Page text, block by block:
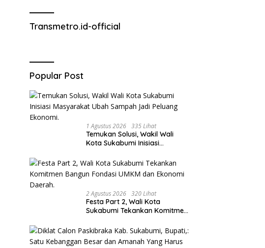
Transmetro.id-official
Popular Post
1 Agustus 2026 335 Lihat
Temukan Solusi, Wakil Wali
Kota Sukabumi Inisiasi
Jadi Peluang Ekonomi.
2 Agustus 2026 320 Lihat
Festa Part 2, Wali Kota
Sukabumi Tekankan Komitmen
Ekonomi Daerah.